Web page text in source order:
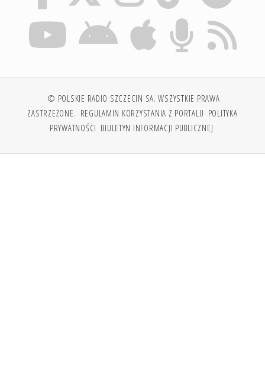
© POLSKIE RADIO SZCZECIN SA. WSZYSTKIE PRAWA
ZASTRZEŻONE. REGULAMIN KORZYSTANIA Z PORTALU POLITYKA
PRYWATNOŚCI BIULETYN INFORMACJI PUBLICZNEJ